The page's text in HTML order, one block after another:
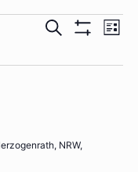
Suche Liste
NRW,